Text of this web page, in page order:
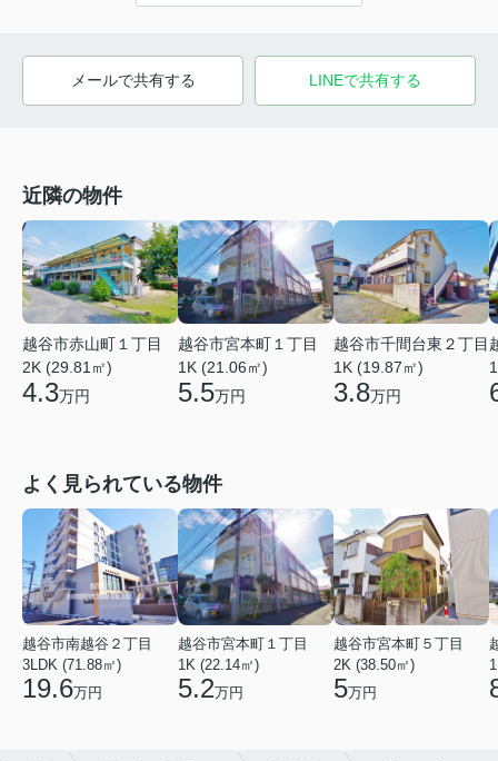
メールで共有する LINEで共有する
近隣の物件
越谷市赤山町１丁目
2K (29.81㎡)
4.3万円
越谷市宮本町１丁目
1K (21.06㎡)
5.5万円
越谷市千間台東２丁目
1K (19.87㎡)
3.8万円
よく見られている物件
越谷市南越谷２丁目
3LDK (71.88㎡)
19.6万円
越谷市宮本町１丁目
1K (22.14㎡)
5.2万円
越谷市宮本町５丁目
2K (38.50㎡)
5万円